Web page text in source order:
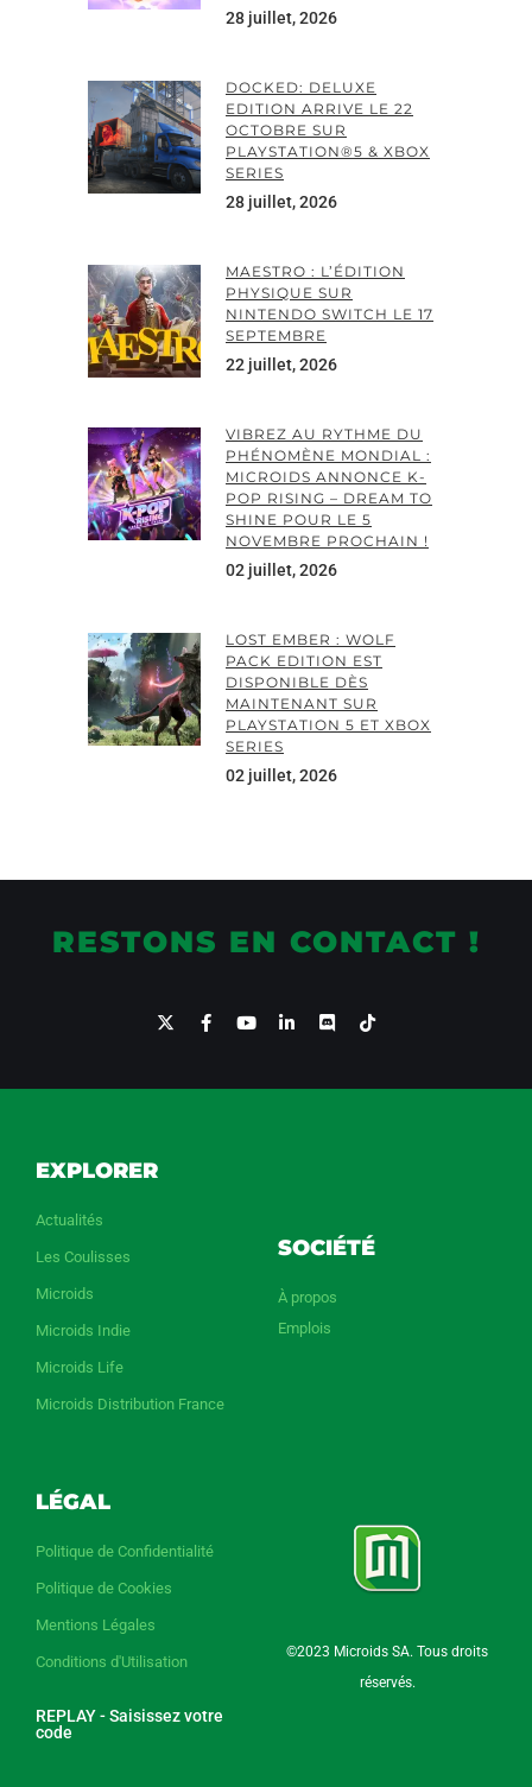
28 juillet, 2026
DOCKED: DELUXE
EDITION ARRIVE LE 22
OCTOBRE SUR
PLAYSTATION®5 & XBOX
SERIES
28 juillet, 2026
MAESTRO : L’ÉDITION
PHYSIQUE SUR
NINTENDO SWITCH LE 17
SEPTEMBRE
22 juillet, 2026
VIBREZ AU RYTHME DU
PHÉNOMÈNE MONDIAL :
MICROIDS ANNONCE K-
POP RISING – DREAM TO
SHINE POUR LE 5
NOVEMBRE PROCHAIN !
02 juillet, 2026
LOST EMBER : WOLF
PACK EDITION EST
DISPONIBLE DÈS
MAINTENANT SUR
PLAYSTATION 5 ET XBOX
SERIES
02 juillet, 2026
RESTONS EN CONTACT !
EXPLORER
Actualités
Les Coulisses
Microids
Microids Indie
Microids Life
Microids Distribution France
SOCIÉTÉ
À propos
Emplois
LÉGAL
Politique de Confidentialité
Politique de Cookies
Mentions Légales
Conditions d'Utilisation
REPLAY - Saisissez votre
code
©2023 Microids SA. Tous droits
réservés.